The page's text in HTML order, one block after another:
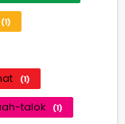
(1)
(1)
talok (1)